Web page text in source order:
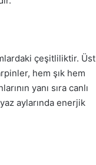
çeşitliliktir. Üst
hem şık hem
yanı sıra canlı
aylarında enerjik